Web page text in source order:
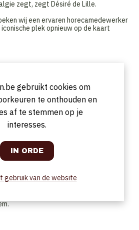
zegt, zegt Désiré de Lille.
wij een ervaren horecamedewerker
plek opnieuw op de kaart
en ervaring kan je worden ingezet in
zaak, neem je ook deel aan
Denk aan opdrachten op den
en festivals, waar we onze
aan een breed publiek met onze
in de horeca.
gebruikt cookies om
te onthouden en
af te stemmen op je
interesses.
gebruik van de website